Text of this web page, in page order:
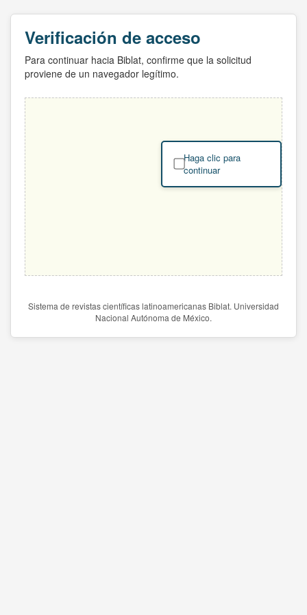
Verificación de acceso
Para continuar hacia Biblat, confirme que la solicitud
proviene de un navegador legítimo.
Haga clic para
continuar
Sistema de revistas científicas latinoamericanas Biblat. Universidad
Nacional Autónoma de México.